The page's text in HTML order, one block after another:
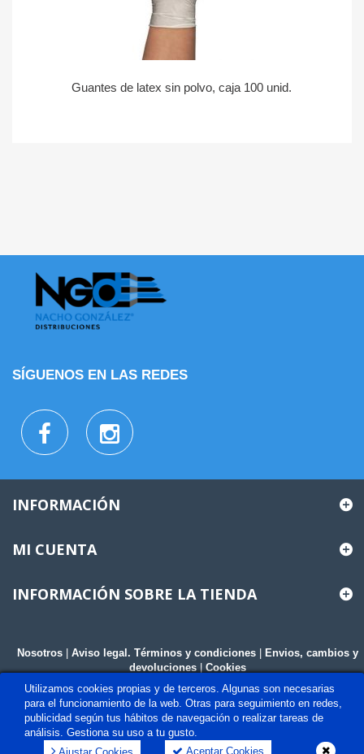
Utilizamos cookies propias y de terceros. Algunas son necesarias
para el funcionamiento de la web. Otras para seguimiento en redes,
publicidad según tus hábitos de navegación o realizar tareas de
análisis. Gestiona su uso a tu gusto.
Aceptar Cookies
Guantes de latex sin polvo, caja 100 unid.
SÍGUENOS EN LAS REDES
INFORMACIÓN
MI CUENTA
INFORMACIÓN SOBRE LA TIENDA
Nosotros Aviso legal. Términos y condiciones
Envios, cambios y
devoluciones |Cookies